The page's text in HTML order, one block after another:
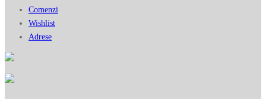
Comenzi
Wishlist
Adrese